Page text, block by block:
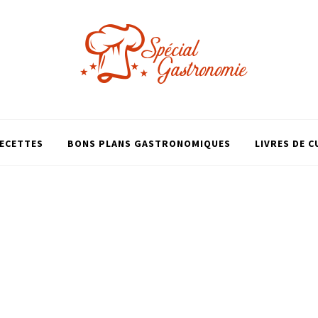
BONS PLANS GASTRONOMIQUES LIVRES DE